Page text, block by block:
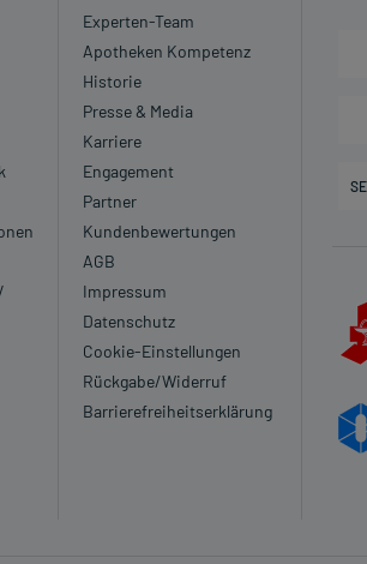
Experten-Team
Apotheken Kompetenz
Historie
Presse & Media
Karriere
Engagement
Partner
Kundenbewertungen
AGB
Impressum
Datenschutz
Cookie-Einstellungen
Rückgabe/Widerruf
Barrierefreiheitserklärung